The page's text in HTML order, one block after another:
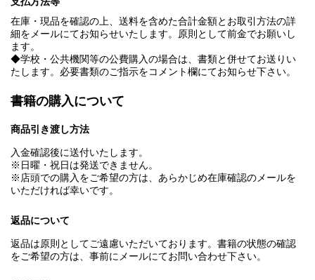
在庫・現品を確認の上、送料を含めた合計金額とお取引方法の詳
細をメールにてお知らせいたします。原則として前金でお願いし
ます。
◆学校・公共機関等の公費購入の場合は、書類と併せてお送りい
たします。必要書類のご指示をコメント欄にてお知らせ下さい。
書籍の購入について
商品引き渡し方法
入金確認後に送付いたします。
※日曜・祝日は発送できません。
※店頭での購入をご希望の方は、あらかじめ在庫確認のメールを
いただければ幸いです。
返品について
返品は原則としてご遠慮いただいております。書籍の状態の確認
をご希望の方は、事前にメールにてお問い合わせ下さい。